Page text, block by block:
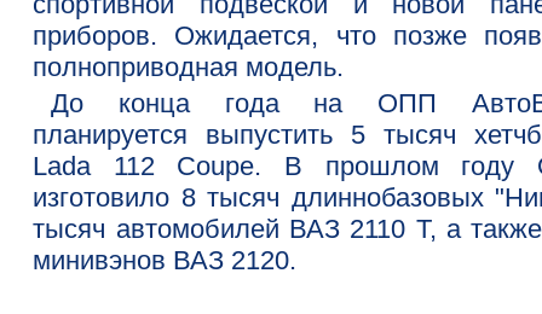
приборов. Ожидается, что позже
полноприводная модель.
До конца года на ОПП
планируется выпустить 5 тысяч
Lada 112 Coupe. В прошлом году
изготовило 8 тысяч длиннобазовых
тысяч автомобилей ВАЗ 2110 Т, а
минивэнов ВАЗ 2120.